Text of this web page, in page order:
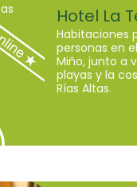
Hotel La
Habitaciones
personas en
Miño, junto a
playas y la
Rías Altas.